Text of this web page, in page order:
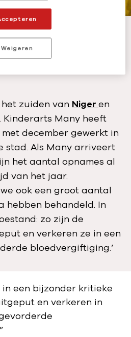
door het uitzonderlijk hoge aantal
©Mariama Diallo
Niger en
zuiden van Niger en
Many heeft
december gewerkt in
stad. Als Many arriveert
het aantal opnames al
van het jaar.
ook een groot aantal
hebben behandeld. In
zo zijn de
en verkeren ze in een
bloedvergiftiging.’
in een bijzonder kritieke
en verkeren in
Weigeren